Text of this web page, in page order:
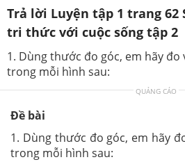
Trả lời Luyện tập 1 trang 62
tri thức với cuộc sống tập 2
1. Dùng thước đo góc, em hãy đo
trong mỗi hình sau:
QUẢNG CÁO
Đề bài
1. Dùng thước đo góc, em hãy
trong mỗi hình sau: